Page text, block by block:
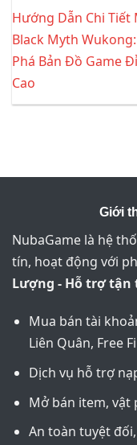
Hướng Dẫn Chi Tiết
Black Myth
Phá Bản Đồ Game
Cao
Giới
NubaGame là hệ
tín, hoạt động với
Lượng - Hỗ trợ tận
Mua bán tài
Liên Quân, Free
Dịch vụ hỗ trợ
Mở bán item, vật
An toàn tuyệt